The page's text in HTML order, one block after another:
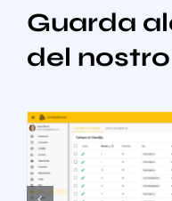
Guarda
del